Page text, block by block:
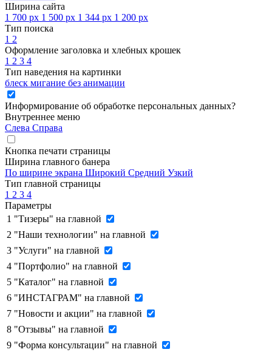
Ширина сайта
1 700 px 1 500 px 1 344 px 1 200 px
Тип поиска
1 2
Оформление заголовка и хлебных крошек
1 2 3 4
Тип наведения на картинки
блеск мигание без анимации
Информирование об обработке персональных данных?
Внутреннее меню
Слева Справа
Кнопка печати страницы
Ширина главного банера
По ширине экрана Широкий Средний Узкий
Тип главной страницы
1 2 3 4
Параметры
1 "Тизеры" на главной
2 "Наши технологии" на главной
3 "Услуги" на главной
4 "Портфолио" на главной
5 "Каталог" на главной
6 "ИНСТАГРАМ" на главной
7 "Новости и акции" на главной
8 "Отзывы" на главной
9 "Форма консультации" на главной